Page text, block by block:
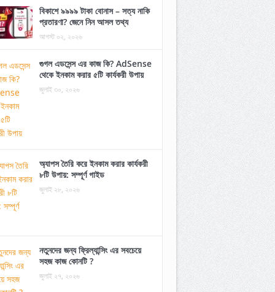
বিকাশে ৯৯৯৯ টাকা বোনাস – সত্য নাকি
প্রতারণা? জেনে নিন আসল তথ্য
আগস্ট ০২, ২০২৬
গুগল এডসেন্স এর কাজ কি? AdSense
থেকে ইনকাম করার ৫টি কার্যকরী উপায়
জুলাই ৩০, ২০২৬
অ্যাপস তৈরি করে ইনকাম করার কার্যকরী
৮টি উপায়: সম্পূর্ণ গাইড
জুলাই ২৮, ২০২৬
নতুনদের জন্য ফ্রিল্যান্সিং এর সবচেয়ে
সহজ কাজ কোনটি ?
জুলাই ২৭, ২০২৬